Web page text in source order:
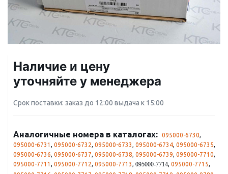
Наличие и цену
уточняйте у менеджера
Срок поставки: заказ до 12:00 выдача к 15:00
Аналогичные номера в каталогах: 095000-6730,
095000-6731 , 095000-6732, 095000-6733, 095000-6734, 095000-6735,
095000-6736, 095000-6737, 095000-6738, 095000-6739, 095000-7710,
095000-7711 , 095000-7712, 095000-7713, 095000-7714, 095000-7715,